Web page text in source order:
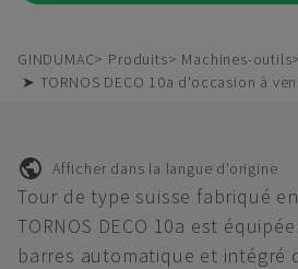
GINDUMAC Produits
Machines-outils
➤ TORNOS DECO 10a d'occasion à
Afficher dans la langue d'origine
Tour de type suisse fabriqué
TORNOS DECO 10a est
barres automatique et intégré